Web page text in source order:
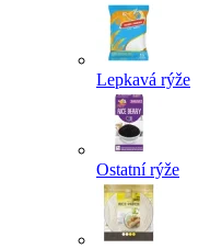
Lepkavá rýže
Ostatní rýže